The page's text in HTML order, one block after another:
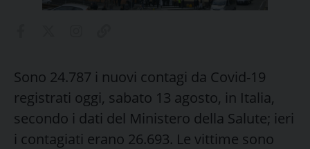
Sono 24.787 i nuovi contagi da Covid-19
registrati oggi, sabato 13 agosto, in Italia,
secondo i dati del Ministero della Salute; ieri
i contagiati erano 26.693. Le vittime sono